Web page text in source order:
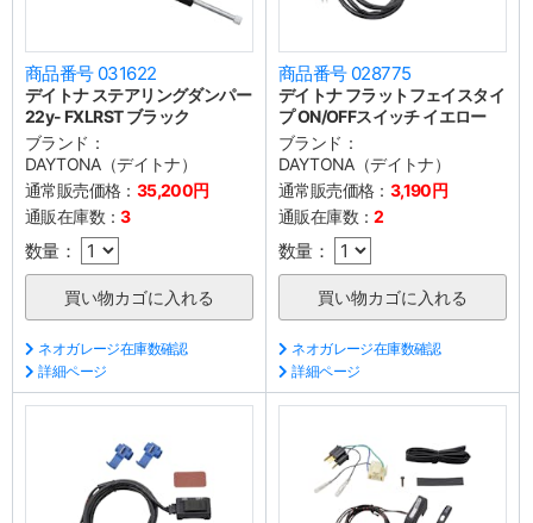
商品番号 031622
デイトナ ステアリングダンパー
22y- FXLRST ブラック
ブランド：
DAYTONA（デイトナ）
通常販売価格： 35,200円
通販在庫数：3
数量：
ネオガレージ在庫数確認
詳細ページ
商品番号 028775
デイトナ フラットフェイスタイ
プ ON/OFFスイッチ イエロー
ブランド：
DAYTONA（デイトナ）
通常販売価格： 3,190円
通販在庫数：2
数量：
ネオガレージ在庫数確認
詳細ページ